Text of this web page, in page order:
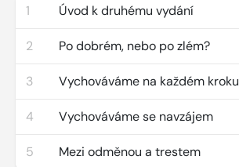
1 Úvod k druhému vydání
2 Po dobrém, nebo po zlém?
3 Vychováváme na každém kroku
4 Vychováváme se navzájem
5 Mezi odměnou a trestem